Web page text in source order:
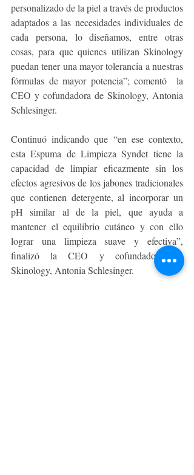
personalizado de la piel a través de productos
adaptados a las necesidades individuales de
cada persona, lo diseñamos, entre otras
cosas, para que quienes utilizan Skinology
puedan tener una mayor tolerancia a nuestras
fórmulas de mayor potencia”; comentó  la
CEO y cofundadora de Skinology, Antonia
Schlesinger.
Continuó indicando que “en ese contexto,
esta Espuma de Limpieza Syndet tiene la
capacidad de limpiar eficazmente sin los
efectos agresivos de los jabones tradicionales
que contienen detergente, al incorporar un
pH similar al de la piel, que ayuda a
mantener el equilibrio cutáneo y con ello
lograr una limpieza suave y efectiva”,
finalizó la CEO y cofundadora de
Skinology, Antonia Schlesinger.